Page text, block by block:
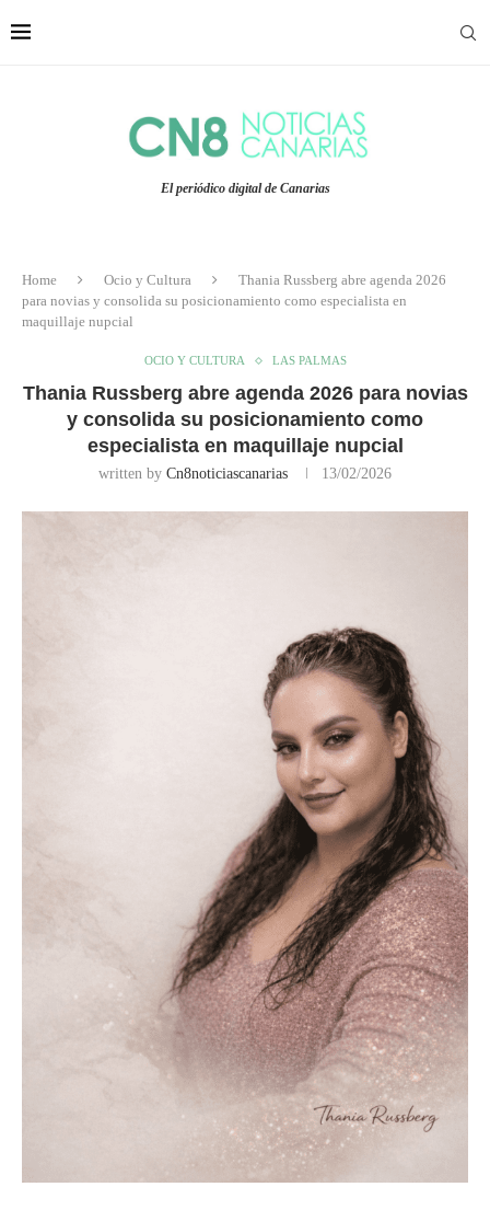
El periódico digital de Canarias
Home Ocio y Cultura
Thania Russberg abre agenda 2026
para novias y consolida su posicionamiento como especialista en
maquillaje nupcial
OCIO Y CULTURA LAS PALMAS
Thania Russberg abre agenda 2026 para novias
y consolida su posicionamiento como
especialista en maquillaje nupcial
written by Cn8noticiascanarias 13/02/2026